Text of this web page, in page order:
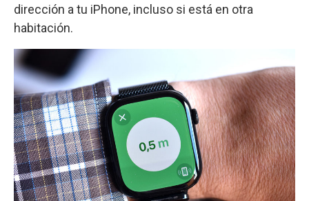
dirección a tu iPhone, incluso si está en otra
habitación.